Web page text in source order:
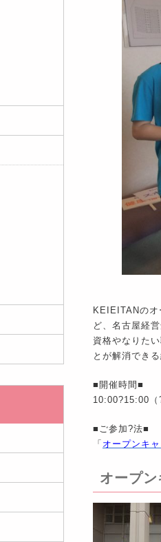
KEIEITANのオ
ど、名古屋経
資格やなりた
とが解消でき
■開催時間■
10:00?15:00（
■ご参加?法■
「 オープンキ
オープ